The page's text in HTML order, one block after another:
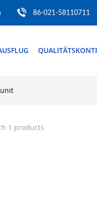
86-021-58110711
1 products